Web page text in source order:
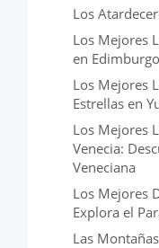
Los
Los Mejores
en Edimburgo
Los Mejores
Estrellas en
Los Mejores
Venecia:
Veneciana
Los Mejores
Explora el
Las